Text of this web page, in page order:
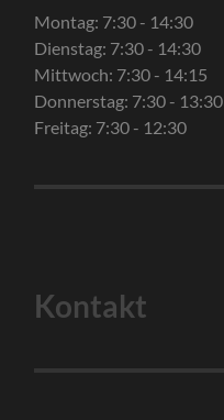
Montag: 7:30 - 14:30
Dienstag: 7:30 - 14:30
Mittwoch: 7:30 - 14:15
Donnerstag: 7:30 - 13:30
Freitag: 7:30 - 12:30
Kontakt